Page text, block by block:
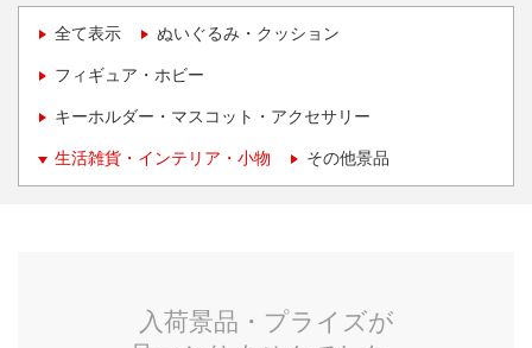
全て表示 ぬいぐるみ・クッション
フィギュア・ホビー
キーホルダー・マスコット・アクセサリー
生活雑貨・インテリア・小物 その他景品